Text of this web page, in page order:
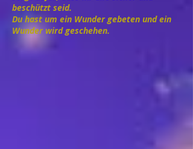
beschützt seid.
Du hast um ein Wunder gebeten und ein
Wunder wird geschehen.